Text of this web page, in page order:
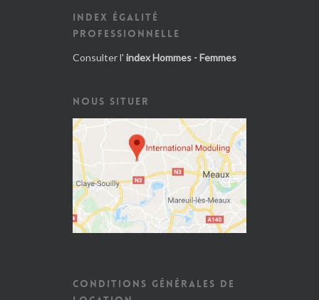
INDEX ÉGALITÉ
PROFESSIONNELLE
Consulter l' index Hommes - Femmes
NOUS SITUER
CONDITIONS GÉNÉRALES DE